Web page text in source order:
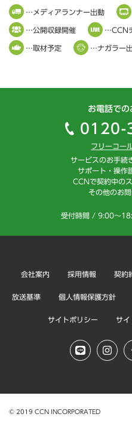
…メディアランナー出動
…公開収録開催 …CCN
…取材予定 …ナガラー
お電話での
0120-
フリーコー
サービスのお手続
サポート・操作
CCNで契約中の
その他のお問
受付時間 / 9:00～
会社案内 採用情報 契約
放送基準 個人情報保護方針
サイトポリシー サイ
© 2019 CCN INCORPORATED